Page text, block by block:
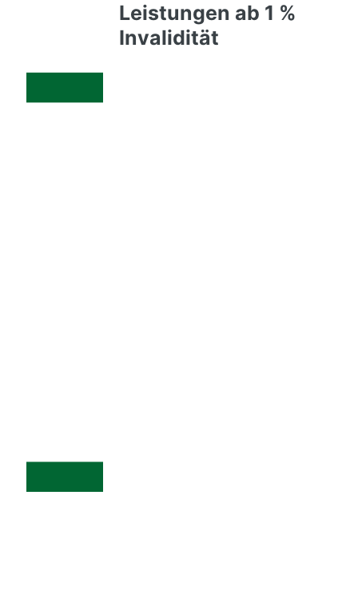
Leistungen ab 1 %
Invalidität